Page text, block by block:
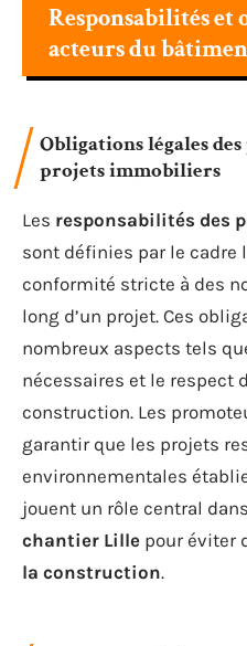
Responsabilités et
acteurs du
Obligations légales
projets immobiliers
Les responsabilités des
sont définies par le
conformité stricte à des
long d’un projet. Ces
nombreux aspects tels
nécessaires et le respect
construction. Les
garantir que les projets
environnementales
jouent un rôle central dans
chantier Lille pour éviter
la construction.